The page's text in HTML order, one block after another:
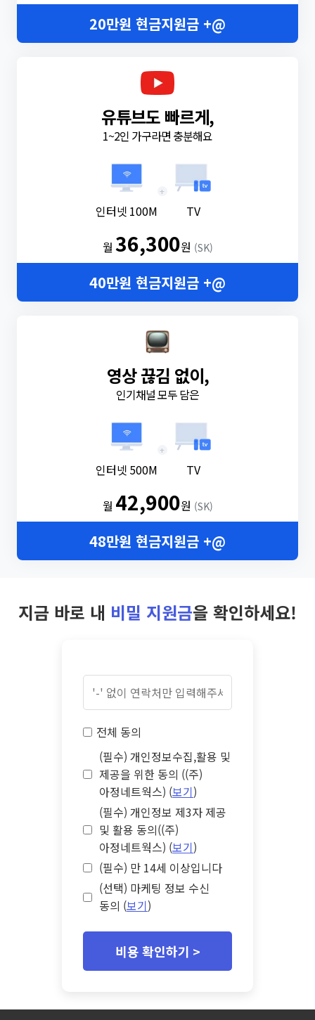
20만원 현금지원금 +@
유튜브도 빠르게,
1~2인 가구라면 충분해요
인터넷 100M
+
TV
월36,300원 (SK)
40만원 현금지원금 +@
영상 끊김 없이,
인기채널 모두 담은
인터넷 500M
+
TV
월 42,900원 (SK)
48만원 현금지원금 +@
지금 바로 내 비밀 지원금을 확인하세요!
전체 동의
(필수) 개인정보수집,활용 및
제공을 위한 동의 ((주)
아정네트웍스) (보기)
(필수) 개인정보 제3자 제공
및 활용 동의((주)
아정네트웍스) (보기)
(필수) 만 14세 이상입니다
(선택) 마케팅 정보 수신
동의 (보기)
비용 확인하기 >